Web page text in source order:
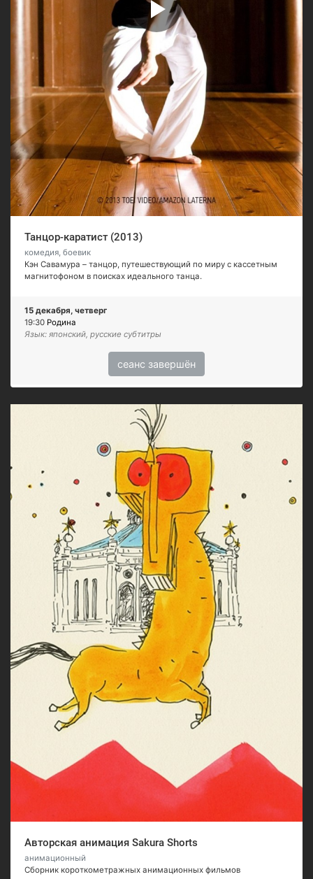
Танцор-каратист (2013)
комедия, боевик
Кэн Савамура – танцор, путешествующий по миру с кассетным
магнитофоном в поисках идеального танца.
15 декабря, четверг
19:30 Родина
Язык: японский, русские субтитры
сеанс завершён
Авторская анимация Sakura Shorts
анимационный
Сборник короткометражных анимационных фильмов